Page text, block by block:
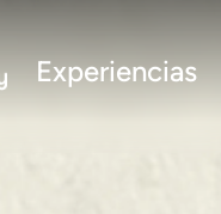
Experiencias